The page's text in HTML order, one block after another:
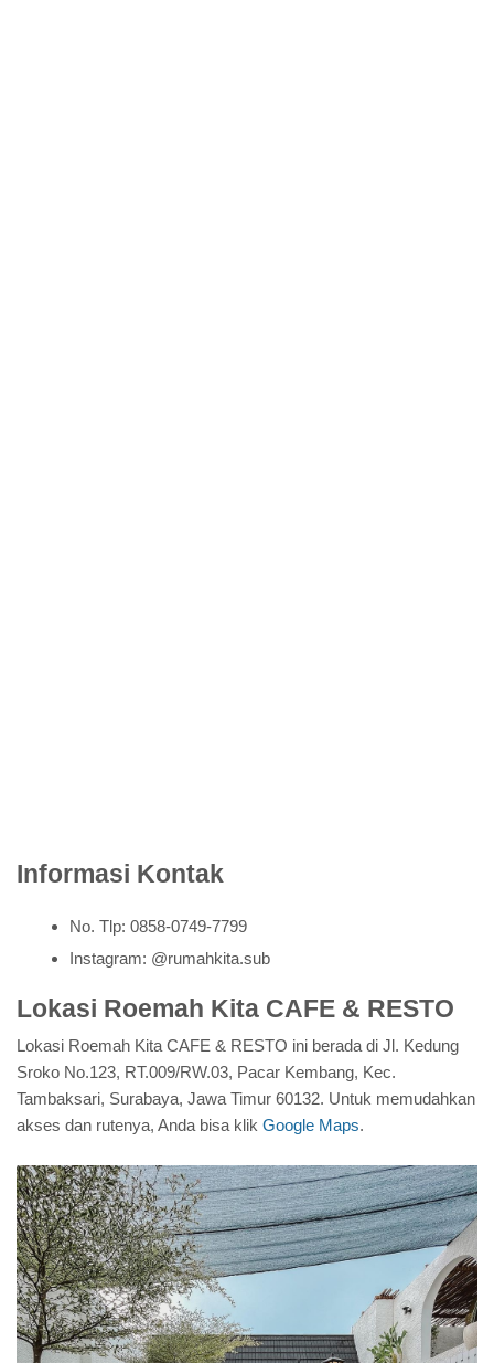
Informasi Kontak
No. Tlp: 0858-0749-7799
Instagram: @rumahkita.sub
Lokasi Roemah Kita CAFE & RESTO
Lokasi Roemah Kita CAFE & RESTO ini berada di Jl. Kedung
Sroko No.123, RT.009/RW.03, Pacar Kembang, Kec.
Tambaksari, Surabaya, Jawa Timur 60132. Untuk memudahkan
akses dan rutenya, Anda bisa klik Google Maps.